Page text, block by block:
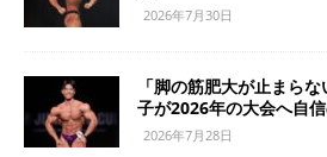
2026年7月30日
「脚の筋肥大が止まら
子が2026年の大会へ自
2026年7月28日